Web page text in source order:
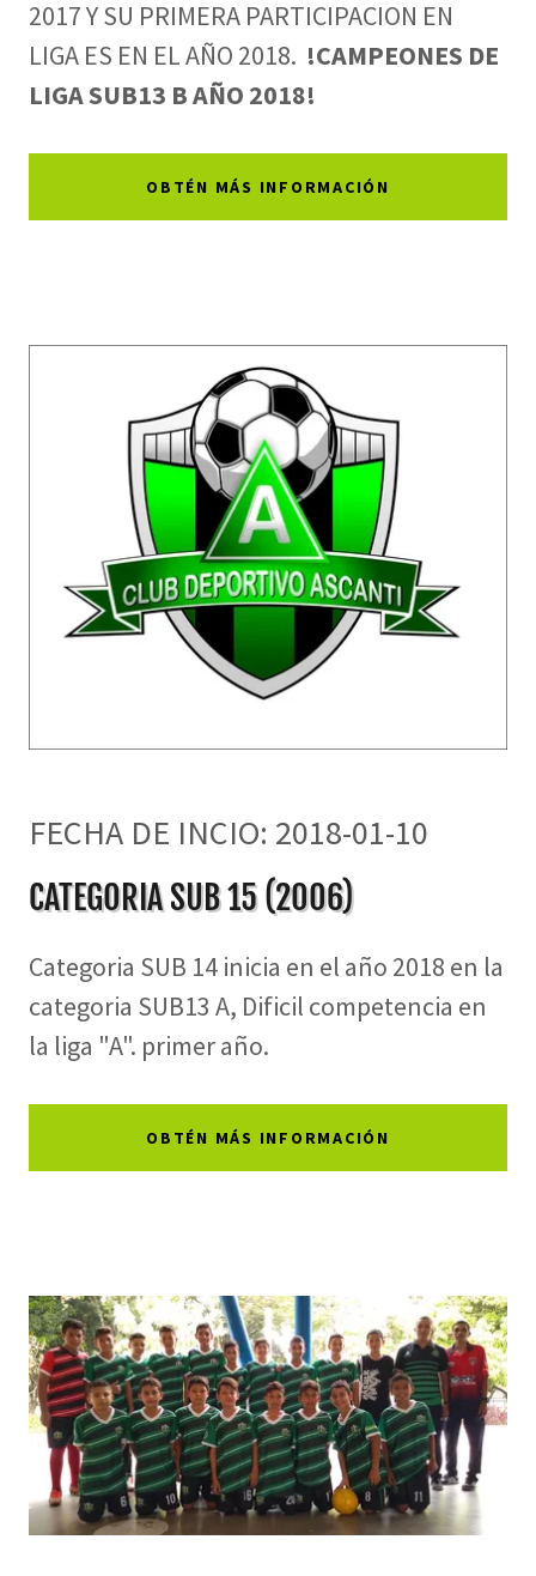
2017 Y SU PRIMERA PARTICIPACION EN
LIGA ES EN EL AÑO 2018. !CAMPEONES DE
LIGA SUB13 B AÑO 2018!
OBTÉN MÁS INFORMACIÓN
FECHA DE INCIO: 2018-01-10
CATEGORIA SUB 15 (2006)
Categoria SUB 14 inicia en el año 2018 en la
categoria SUB13 A, Dificil competencia en
la liga "A". primer año.
OBTÉN MÁS INFORMACIÓN